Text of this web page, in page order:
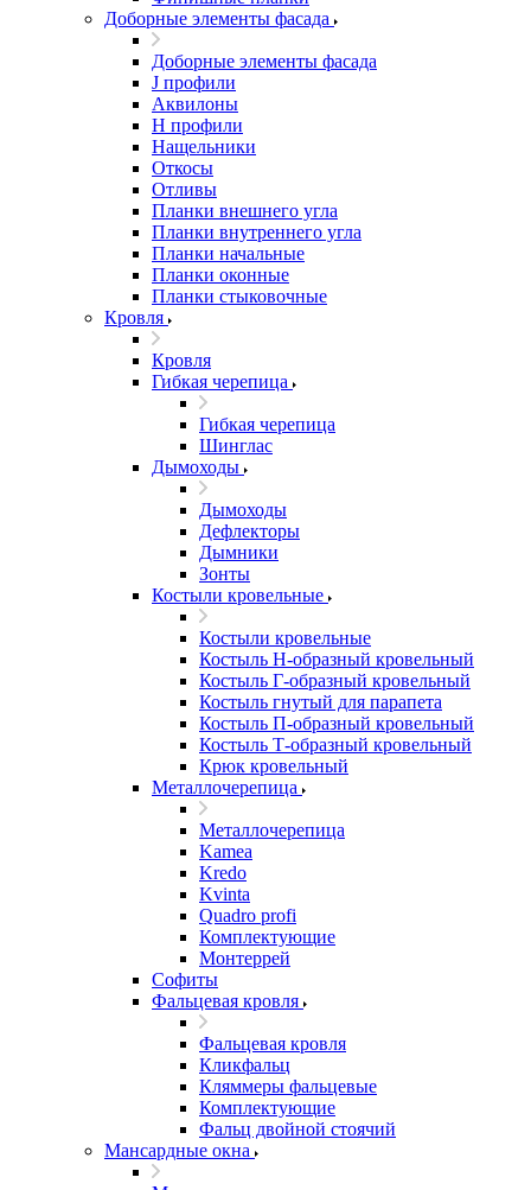
Доборные элементы фасада
Доборные элементы фасада
J профили
Аквилоны
Н профили
Нащельники
Откосы
Отливы
Планки внешнего угла
Планки внутреннего угла
Планки начальные
Планки оконные
Планки стыковочные
Кровля
Кровля
Гибкая черепица
Гибкая черепица
Шинглас
Дымоходы
Дымоходы
Дефлекторы
Дымники
Зонты
Костыли кровельные
Костыли кровельные
Костыль H-образный кровельный
Костыль Г-образный кровельный
Костыль гнутый для парапета
Костыль П-образный кровельный
Костыль Т-образный кровельный
Крюк кровельный
Металлочерепица
Металлочерепица
Kamea
Kredo
Kvinta
Quadro profi
Комплектующие
Монтеррей
Софиты
Фальцевая кровля
Фальцевая кровля
Кликфальц
Кляммеры фальцевые
Комплектующие
Фальц двойной стоячий
Мансардные окна